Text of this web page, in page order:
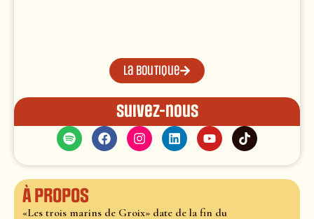
La boutique
Suivez-nous
À propos
«Les trois marins de Groix» date de la fin du